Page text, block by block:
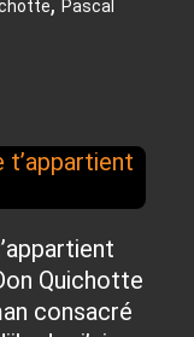
Pascal
Quichotte
consacré